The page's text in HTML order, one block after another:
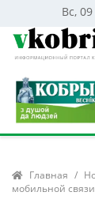
Вс,
Главная /
мобильной